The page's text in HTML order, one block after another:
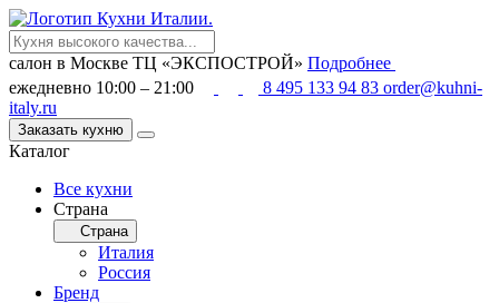
салон в Москве ТЦ «ЭКСПОСТРОЙ» Подробнее
ежедневно 10:00 – 21:00
8 495 133 94 83 order@kuhni-
italy.ru
Заказать кухню
Каталог
Все кухни
Страна
Страна
Италия
Россия
Бренд